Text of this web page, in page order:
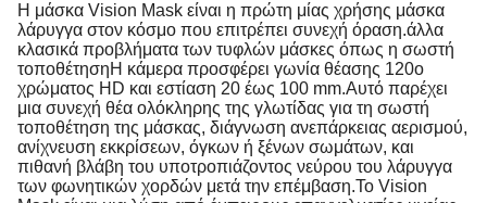
Η μάσκα Vision Mask είναι η πρώτη μίας χρήσης μάσκα
λάρυγγα στον κόσμο που επιτρέπει συνεχή όραση.άλλα
κλασικά προβλήματα των τυφλών μάσκες όπως η σωστή
τοποθέτησηΗ κάμερα προσφέρει γωνία θέασης 120o
χρώματος HD και εστίαση 20 έως 100 mm.Αυτό παρέχει
μια συνεχή θέα ολόκληρης της γλωτίδας για τη σωστή
τοποθέτηση της μάσκας, διάγνωση ανεπάρκειας αερισμού,
ανίχνευση εκκρίσεων, όγκων ή ξένων σωμάτων, και
πιθανή βλάβη του υποτροπιάζοντος νεύρου του λάρυγγα
των φωνητικών χορδών μετά την επέμβαση.Το Vision